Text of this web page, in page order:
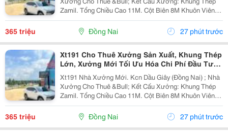
Zamil. Tổng Chiều Cao 11M. Cột Biên 8M Khuôn Viên
4700M2 ( 42M X 112M ) &Bull; Dt Nx Sản Xuất : 38M X
91M ( 3480 M&Sup2; ) &Bull; Dt Văn Phòng...
365 triệu Đồng Nai 27 phút trước
Xt191 Cho Thuê Xưởng Sản Xuất, Khung Thép
Lớn, Xưởng Mới Tối Ưu Hóa Chi Phí Đầu Tư
Sx
Xt191 Nhà Xưởng Mới. Kcn Dầu Giây (Đồng Nai) ; Nhà
Xưởng Cho Thuê &Bull; Kết Cấu Xưởng: Khung Thép
Zamil. Tổng Chiều Cao 11M. Cột Biên 8M Khuôn Viên
4700M2 ( 42M X 112M ) &Bull; Dt Nx Sản Xuất : 38M X
91M ( 3480 M&Sup2; ) &Bull; Dt Văn Phòng...
365 triệu Đồng Nai 27 phút trước